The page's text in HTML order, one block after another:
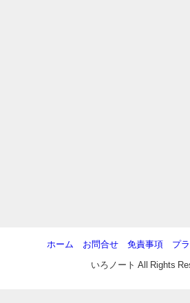
ホーム お問合せ 免責事項 プ
いろノート All Rights